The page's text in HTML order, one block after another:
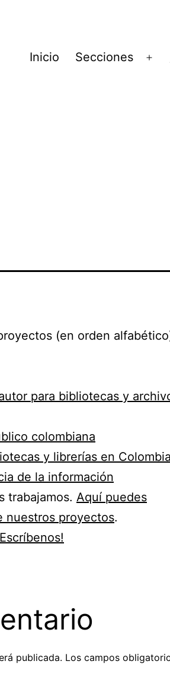
Inicio Secciones
(en orden
para bibliotecas y
colombiana
y librerías en Colombia
de la información
trabajamos. Aquí puedes
nuestros proyectos.
publicada. Los campos